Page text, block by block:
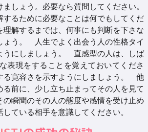
ましょう。必要なら質問してください。
するために必要なことは何でもしてくだ
解するまでは、何事にも判断を下さな
ょう。 人生でよく出会う人の性格タイ
うにしましょう。 直感型の人は、しば
表現をすることを覚えておいてくださ
る寛容さを示すようにしましょう。 他
る前に、少し立ち止まってその人を見て
瞬間のその人の態度や感情を受け止め
ている相手を意識してください。